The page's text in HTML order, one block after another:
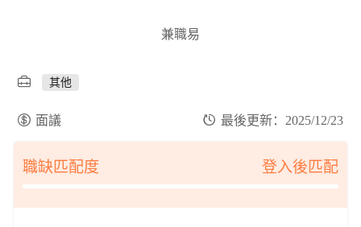
兼職易
其他
面議 最後更新：2025/12/23
職缺匹配度 登入後匹配